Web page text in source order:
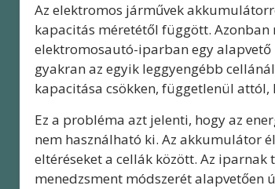
Az elektromos járművek
kapacitás méretétől függött.
elektromosautó-iparban egy
gyakran az egyik leggyengébb
kapacitása csökken, függetlenül
Ez a probléma azt jelenti, hogy az
nem használható ki. Az akkumulátor
eltéréseket a cellák között. Az
menedzsment módszerét alapvetően